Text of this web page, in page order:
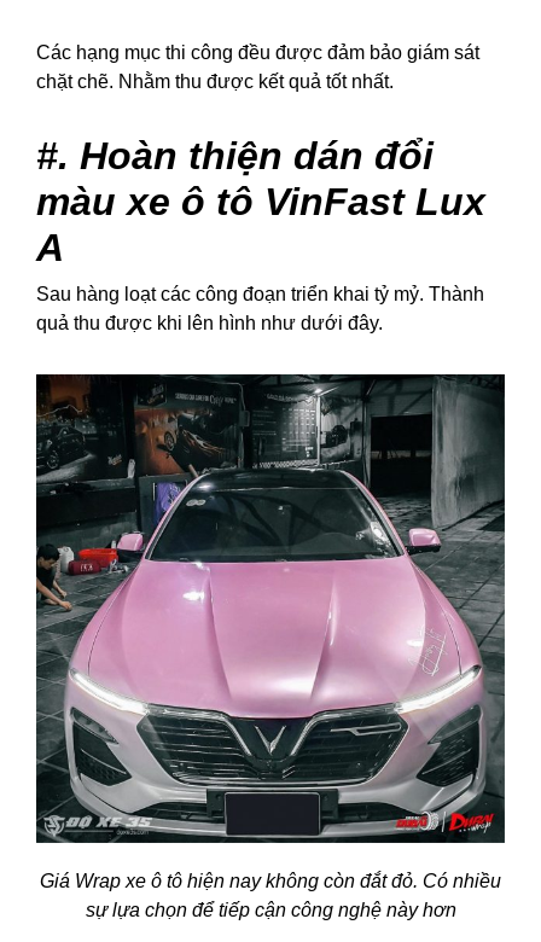
Các hạng mục thi công đều được đảm bảo giám sát
chặt chẽ. Nhằm thu được kết quả tốt nhất.
#. Hoàn thiện dán đổi
màu xe ô tô VinFast Lux
A
Sau hàng loạt các công đoạn triển khai tỷ mỷ. Thành
quả thu được khi lên hình như dưới đây.
Giá Wrap xe ô tô hiện nay không còn đắt đỏ. Có nhiều
sự lựa chọn để tiếp cận công nghệ này hơn